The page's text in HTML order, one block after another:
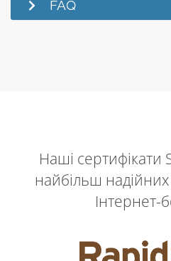
FAQ
Наші сертифікати
найбільш надійних
Інтернет-